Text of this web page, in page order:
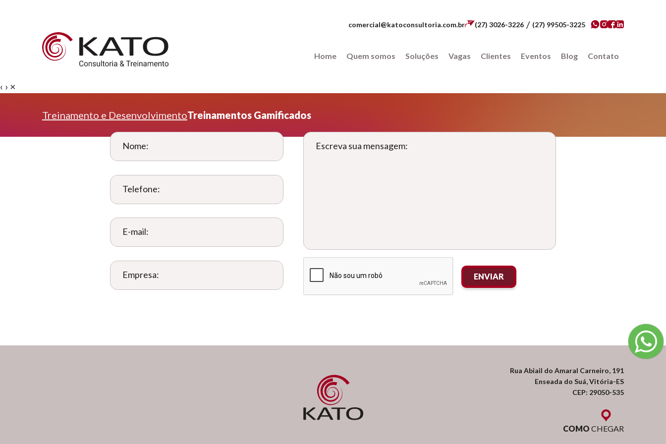
comercial@katoconsultoria.com.br (27) 3026-3226 / (27) 99505-3225
Home Quem somos Soluções Vagas Clientes Eventos Blog Contato
‹ › ×
Treinamento e DesenvolvimentoTreinamentos Gamificados
Nome:
Telefone:
E-mail:
Empresa:
Escreva sua mensagem:
ENVIAR
Rua Abiail do Amaral Carneiro, 191
Enseada do Suá, Vitória-ES
CEP: 29050-535
COMO CHEGAR